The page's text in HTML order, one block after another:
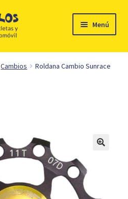
Menú
Cambios
Roldana Cambio Sunrace